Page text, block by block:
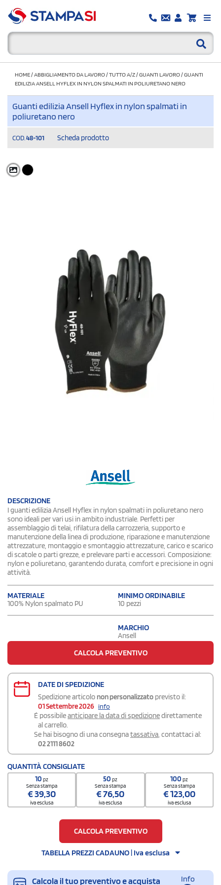
HOME/ABBIGLIAMENTO DA LAVORO/TUTTO A/Z/GUANTI LAVORO/GUANTI
EDILIZIA ANSELL HYFLEX IN NYLON SPALMATI IN POLIURETANO NERO
Guanti edilizia Ansell Hyflex in nylon spalmati in
poliuretano nero
COD. 48-101 Scheda prodotto
DESCRIZIONE
I guanti edilizia Ansell Hyflex in nylon spalmati in poliuretano nero
sono ideali per vari usi in ambito industriale. Perfetti per
assemblaggio di telai, rifilatura della carrozzeria, supporto e
manutenzione della linea di produzione, riparazione e manutenzione
attrezzature, montaggio e smontaggio attrezzature, carico e scarico
di scatole o parti grezze, e prelevare parti e accessori. Composizione:
nylon e poliuretano, garantendo durata, comfort e precisione in ogni
attività.
MATERIALE
100% Nylon spalmato PU
MINIMO ORDINABILE
10 pezzi
MARCHIO
Ansell
CALCOLA PREVENTIVO
DATE DI SPEDIZIONE
Spedizione articolo non personalizzato previsto il:
01 Settembre 2026 info
É possibileanticipare la data di spedizionedirettamente
al carrello.
Se hai bisogno di una consegnatassativa , contattaci al:
02 2111 8602
QUANTITÀ CONSIGLIATE
10pz
Senza stampa
€39,30
iva esclusa
50pz
Senza stampa
€76,50
iva esclusa
100pz
Senza stampa
€123,00
iva esclusa
CALCOLA PREVENTIVO
TABELLA PREZZI CADAUNO | Iva esclusa
Calcola il tuo preventivo e acquista
Info